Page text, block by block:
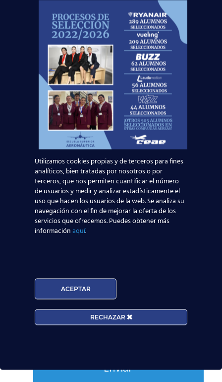
así como para cerrar nuevos acuerdos que
proporcionen a nuestros alumnos más y
mejores oportunidades de inserción.
Si aun no eres nuestro alumno y no sabes qué
estudiar este curso 2017/2018 , ¿por qué no lo
intentas en la aviación comercial?Más de 4500
alumnos confiaron en nuestra formación y ya
están trabajando en el sector aeronáutico
¿Te gustaría ser uno de ellos?
Pídenos información sin compromiso sobre
nuestros cursos, yno dejes volar esta
oportunidad:
Solicita información
Nombre*
Teléfono*
Centros*:
Utilizamos cookies propias y de terceros para fines
analíticos, bien tratadas por nosotros o por
terceros, que nos permiten cuantificar el número
de usuarios y medir y analizar estadísticamente el
uso que hacen los usuarios de la web. Se analiza su
navegación con el fin de mejorar la oferta de los
servicios que ofrecemos. Puedes obtener más
informaciónaquí.
ACEPTAR
RECHAZAR